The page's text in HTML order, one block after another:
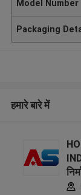
Model Number
Packaging
हमारे बारे में